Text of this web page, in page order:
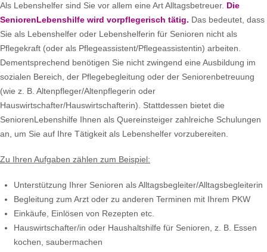
Als Lebenshelfer sind Sie vor allem eine Art Alltagsbetreuer. Die
SeniorenLebenshilfe wird vorpflegerisch tätig. Das bedeutet, dass
Sie als Lebenshelfer oder Lebenshelferin für Senioren nicht als
Pflegekraft (oder als Pflegeassistent/Pflegeassistentin) arbeiten.
Dementsprechend benötigen Sie nicht zwingend eine Ausbildung im
sozialen Bereich, der Pflegebegleitung oder der Seniorenbetreuung
(wie z. B. Altenpfleger/Altenpflegerin oder
Hauswirtschafter/Hauswirtschafterin). Stattdessen bietet die
SeniorenLebenshilfe Ihnen als Quereinsteiger zahlreiche Schulungen
an, um Sie auf Ihre Tätigkeit als Lebenshelfer vorzubereiten.
Zu Ihren Aufgaben zählen zum Beispiel:
Unterstützung Ihrer Senioren als Alltagsbegleiter/Alltagsbegleiterin
Begleitung zum Arzt oder zu anderen Terminen mit Ihrem PKW
Einkäufe, Einlösen von Rezepten etc.
Hauswirtschafter/in oder Haushaltshilfe für Senioren, z. B. Essen
kochen, saubermachen